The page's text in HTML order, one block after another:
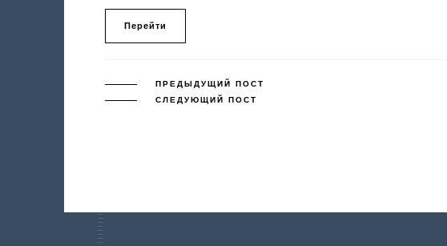
Перейти
ПРЕДЫДУЩИЙ ПОСТ
СЛЕДУЮЩИЙ ПОСТ